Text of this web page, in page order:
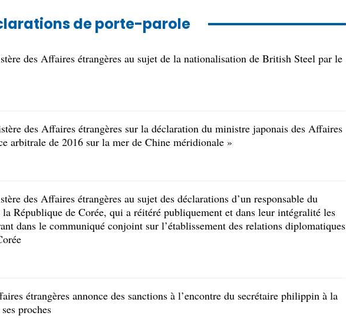
de porte-parole
des Affaires étrangères au sujet de la nationalisation de British Steel par le
des Affaires étrangères sur la déclaration du ministre japonais des Affaires
arbitrale de 2016 sur la mer de Chine méridionale »
des Affaires étrangères au sujet des déclarations d’un responsable du
République de Corée, qui a réitéré publiquement et dans leur intégralité les
dans le communiqué conjoint sur l’établissement des relations diplomatiques
étrangères annonce des sanctions à l’encontre du secrétaire philippin à la
proches